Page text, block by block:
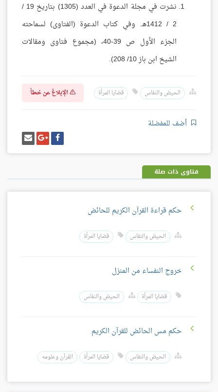
نشرت في مجلة الدعوة في العدد (1305) بتاريخ 19 /
2 / 1412هـ. وفي كتاب الدعوة (الفتاوى) لسماحته
الجزء الأول ص 39-40، (مجموع فتاوى ومقالات
الشيخ ابن باز 10/ 208).
الحيض والنفاس قضايا المرأة الإبلاغ عن خطأ
أضف للمفضلة
شارك
على
فيسبوك
شارك
على
غوغل
بلس
إرسل
إيميل
فتاوى ذات صلة
حكم قراءة القرآن الكريم للحائض
الحيض والنفاس قضايا المرأة
خروج النفساء من المنزل
قضايا المرأة الحيض والنفاس
حكم مس الحائض للقرآن الكريم
الحيض والنفاس قضايا المرأة القرآن وعلومه